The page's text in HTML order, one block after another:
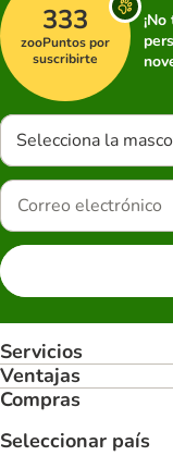
333
zooPuntos por
suscribirte
Selecciona la
Servicios
Ventajas
Compras
Seleccionar país